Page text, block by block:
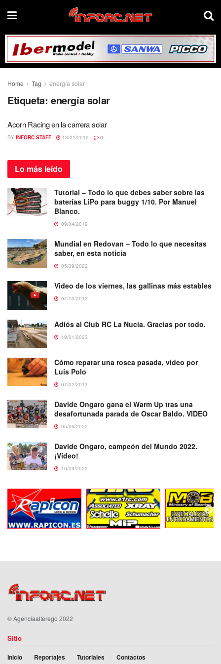
Home Tag energía solar
Etiqueta: energía solar
Acorn Racing en la carrera solar
BY INFORC STAFF 13/01/2012 0
Lo más leído
Tutorial – Todo lo que debes saber sobre las
baterías LiPo para buggy 1/10. Por Manuel
Blanco.
09/04/2019
Mundial en Redovan – Todo lo que necesitas
saber, en esta noticia
05/09/2022
Video de los viernes, las gallinas más estables
04/10/2013
Adiós al Club RC La Nucia. Gracias por todo.
19/01/2023
Cómo reparar una rosca pasada, vídeo por
Luis Polo
07/02/2013
Davide Ongaro gana el Warm Up tras una
desafortunada parada de Oscar Baldo. VIDEO
05/06/2022
Davide Ongaro, campeón del Mundo 2022.
¡Video!
10/09/2022
©Agenciaalterego 2022
Sitio
Inicio Reportajes Tutoriales Contactos